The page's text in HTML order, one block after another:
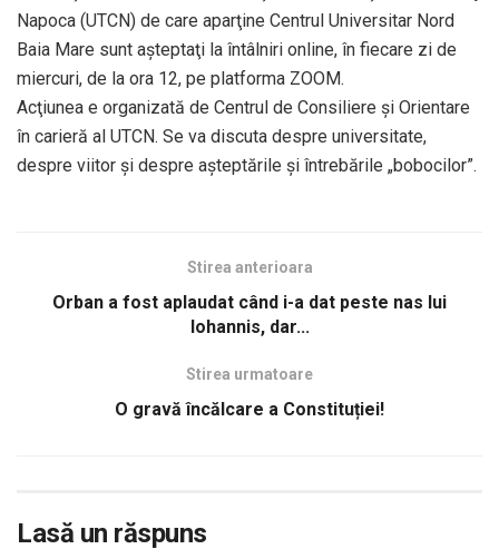
Napoca (UTCN) de care aparţine Centrul Universitar Nord
Baia Mare sunt aşteptaţi la întâlniri online, în fiecare zi de
miercuri, de la ora 12, pe platforma ZOOM.
Acţiunea e organizată de Centrul de Consiliere şi Orientare
în carieră al UTCN. Se va discuta despre universitate,
despre viitor și despre așteptările și întrebările „bobocilor”.
Stirea anterioara
Orban a fost aplaudat când i-a dat peste nas lui
Iohannis, dar...
Stirea urmatoare
O gravă încălcare a Constituției!
Lasă un răspuns